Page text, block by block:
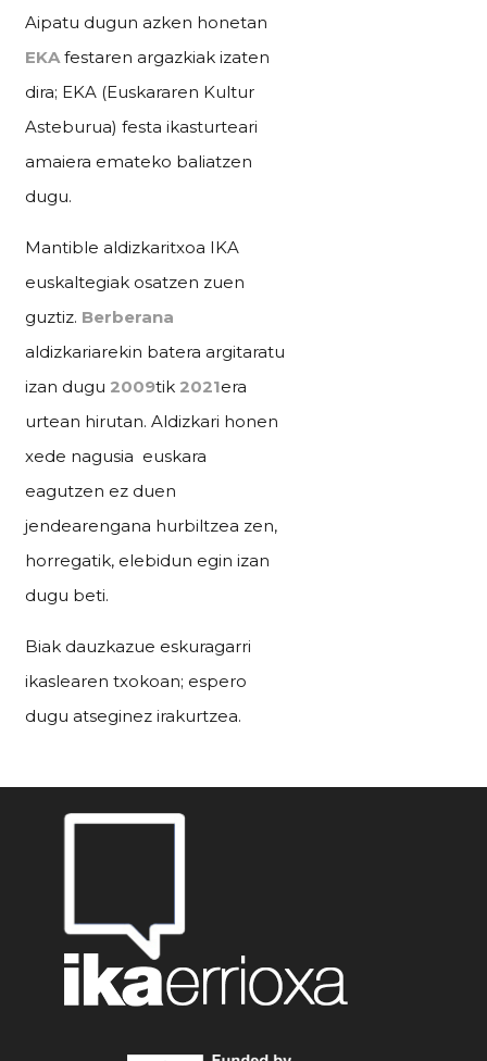
Aipatu dugun azken honetan
EKAfestaren argazkiak izaten
dira; EKA (Euskararen Kultur
Asteburua) festa ikasturteari
amaiera emateko baliatzen
dugu.
Mantible aldizkaritxoa IKA
euskaltegiak osatzen zuen
guztiz. Berberana
aldizkariarekin batera argitaratu
izan dugu 2009tik 2021era
urtean hirutan. Aldizkari honen
xede nagusia euskara
eagutzen ez duen
jendearengana hurbiltzea zen,
horregatik, elebidun egin izan
dugu beti.
Biak dauzkazue eskuragarri
ikaslearen txokoan; espero
dugu atseginez irakurtzea.